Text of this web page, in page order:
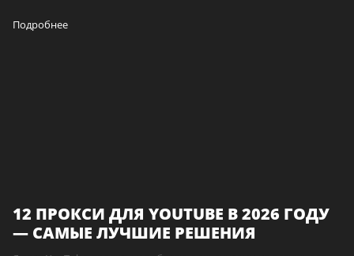
Подробнее
12 ПРОКСИ ДЛЯ YOUTUBE В 2026 ГОДУ
— САМЫЕ ЛУЧШИЕ РЕШЕНИЯ